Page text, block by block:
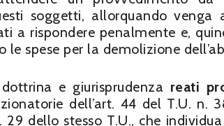
soggetti, allorquando venga
a rispondere penalmente e,
spese per la demolizione
e giurisprudenza reati
dell’art. 44 del T.U. n.
dello stesso T.U., che